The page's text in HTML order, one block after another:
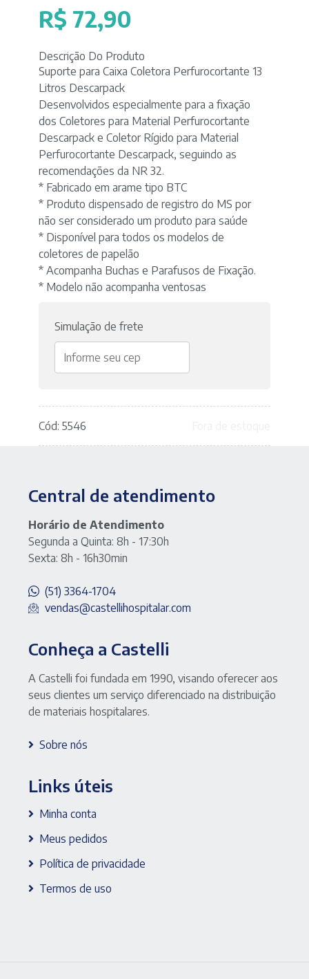
R$ 72,90
Descrição Do Produto
Suporte para Caixa Coletora Perfurocortante 13
Litros Descarpack
Desenvolvidos especialmente para a fixação
dos Coletores para Material Perfurocortante
Descarpack e Coletor Rígido para Material
Perfurocortante Descarpack, seguindo as
recomendações da NR 32.
* Fabricado em arame tipo BTC
* Produto dispensado de registro do MS por
não ser considerado um produto para saúde
* Disponível para todos os modelos de
coletores de papelão
* Acompanha Buchas e Parafusos de Fixação.
* Modelo não acompanha ventosas
Simulação de frete
Cód: 5546
Central de atendimento
Horário de Atendimento
Segunda a Quinta: 8h - 17:30h
Sexta: 8h - 16h30min
(51) 3364-1704
vendas@castellihospitalar.com
Conheça a Castelli
A Castelli foi fundada em 1990, visando oferecer aos
seus clientes um serviço diferenciado na distribuição
de materiais hospitalares.
Sobre nós
Links úteis
Minha conta
Meus pedidos
Política de privacidade
Termos de uso